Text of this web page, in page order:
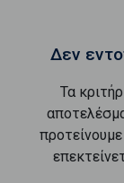
Δεν
Τα